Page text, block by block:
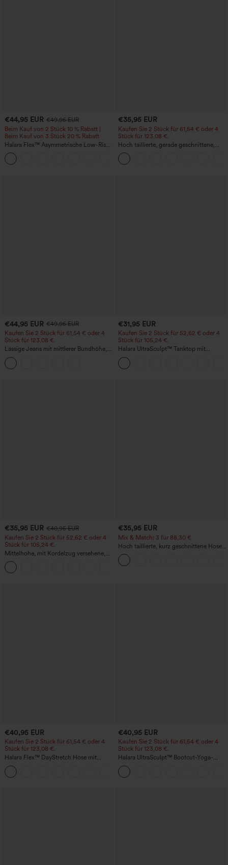
€44,95 EUR €49,95 EUR
Beim Kauf von 2 Stück 10 % Rabatt |
Beim Kauf von 3 Stück 20 % Rabatt
Halara Flex™ Asymmetrische Low-Rise-
Jeans mit Reißverschlusstaschen,
Baggy-Stil, weitem Bein, gewaschen,
lässig
€35,95 EUR
Kaufen Sie 2 Stück für 61,54 € oder 4
Stück für 123,08 €.
Hoch taillierte, gerade geschnittene,
legere Leinen-Optik-Hose mit Taschen
€44,95 EUR €49,95 EUR
Kaufen Sie 2 Stück für 61,54 € oder 4
Stück für 123,08 €.
Lässige Jeans mit mittlerer Bundhöhe,
Kordelzug und Taschen
€31,95 EUR
Kaufen Sie 2 Stück für 52,62 € oder 4
Stück für 105,24 €.
Halara UltraSculpt™ Tanktop mit
Rundhalsausschnitt und
geschwungenem Saum
€35,95 EUR €40,95 EUR
Kaufen Sie 2 Stück für 52,62 € oder 4
Stück für 105,24 €.
Mittelhohe, mit Kordelzug versehene,
schnelltrocknende Golfhose mit schmal
zulaufendem Schnitt, abgerundetem
Saum und Taschen – UPF 40+
€35,95 EUR
Mix & Match: 3 für 88,30 €
Hoch taillierte, kurz geschnittene Hose
mit Reißverschlusstasche in Leinenoptik
€40,95 EUR
Kaufen Sie 2 Stück für 61,54 € oder 4
Stück für 123,08 €.
Halara Flex™ DayStretch Hose mit
mittlerer Bundhöhe, seitlicher
Reißverschlusstasche und
Work‑Flare‑Schnitt
€40,95 EUR
Kaufen Sie 2 Stück für 61,54 € oder 4
Stück für 123,08 €.
Halara UltraSculpt™ Bootcut-Yoga-
Leggings mit hohem Bund, gerafftem
Po zur Hebung, bauchformend und mit
Taschen